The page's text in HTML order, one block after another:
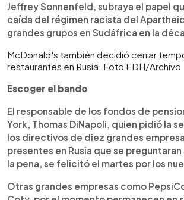
Jeffrey Sonnenfeld, subraya el papel
caída del régimen racista del
grandes grupos en Sudáfrica en la
McDonald's también decidió cerrar
restaurantes en Rusia. Foto EDH/Archivo
Escoger el bando
El responsable de los fondos de
York, Thomas DiNapoli, quien pidió la
los directivos de diez grandes
presentes en Rusia que se preguntaran
la pena, se felicitó el martes por los
Otras grandes empresas como